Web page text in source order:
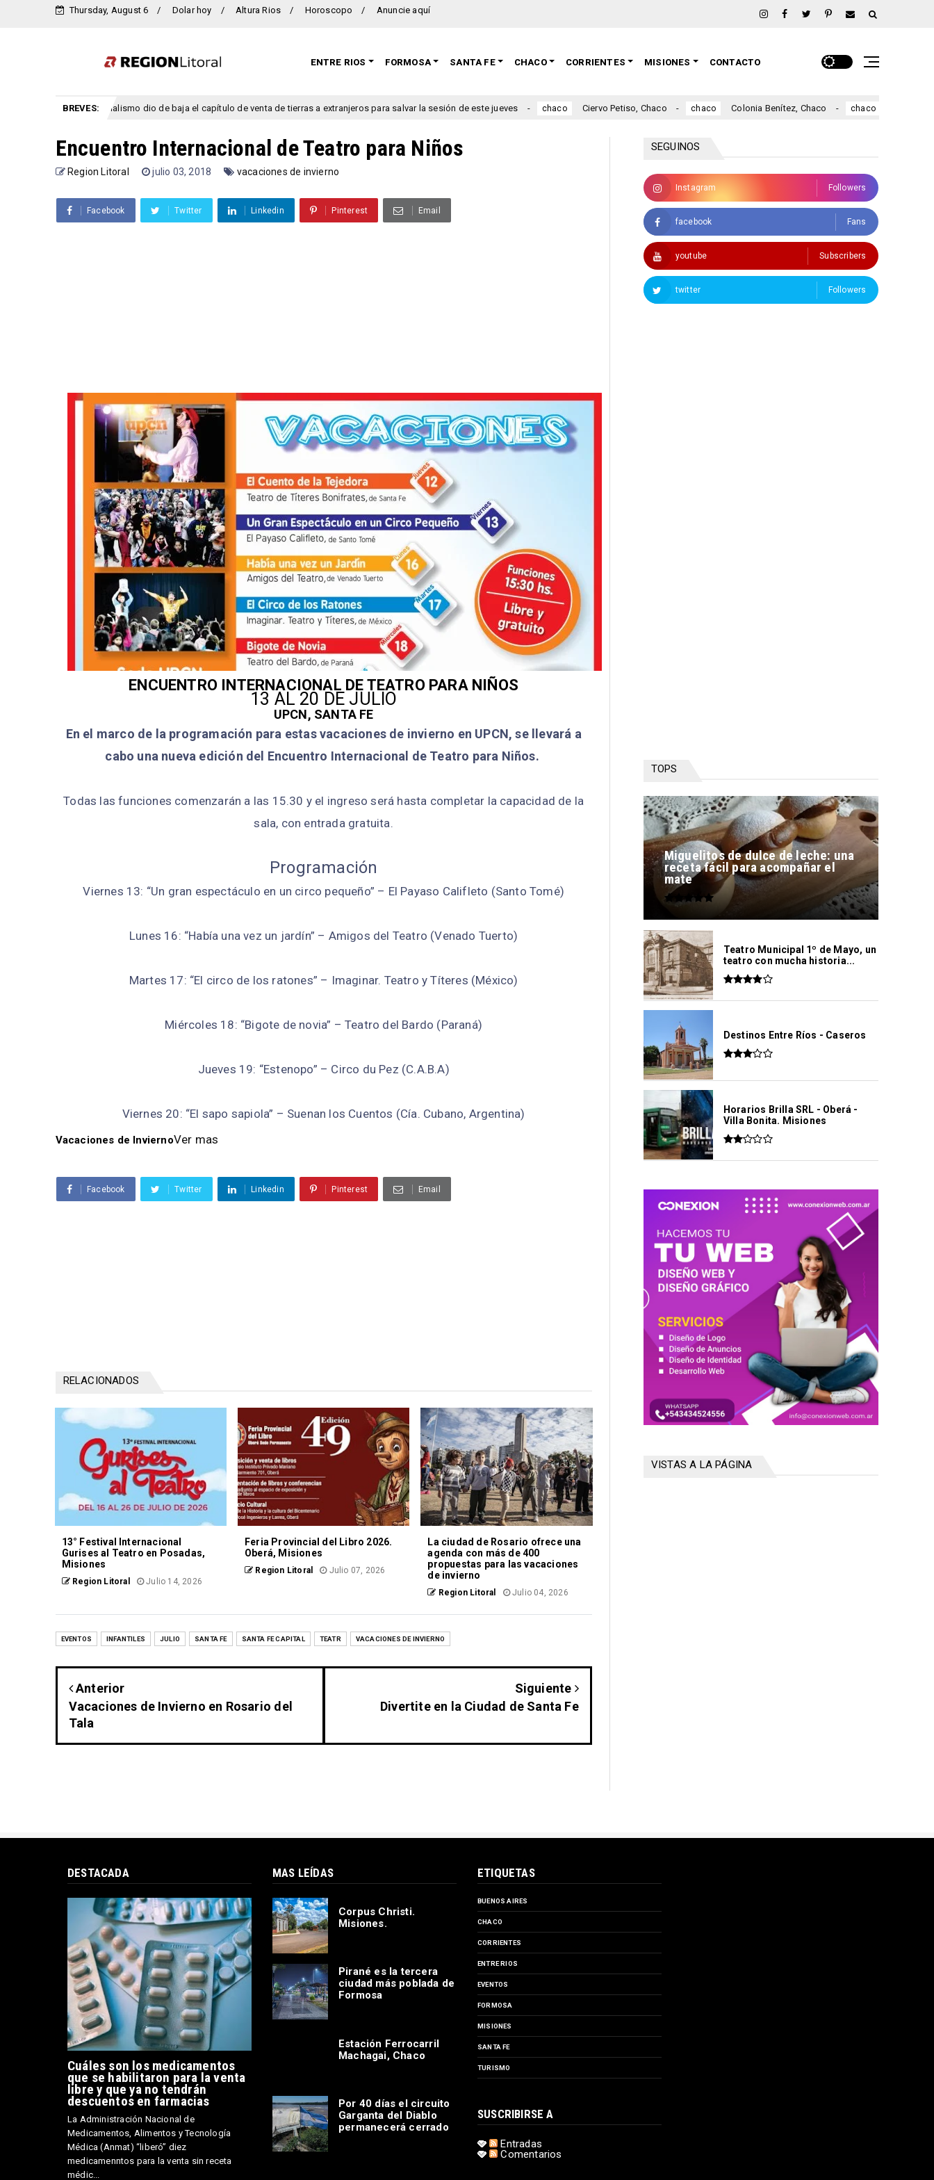
Thursday, August 6 Dolar hoy Altura Rios Horoscopo Anuncie aquí
ENTRE RIOS FORMOSA SANTA FE CHACO CORRIENTES MISIONES CONTACTO
BREVES:
privada: el oficialismo dio de baja el capítulo de venta de tierras a extranjeros para salvar la sesión de este jueves chaco Ciervo Petiso, Chaco chaco Colonia Benítez, Chaco chaco Colonia Elisa,
Encuentro Internacional de Teatro para Niños
Region Litoral julio 03, 2018 vacaciones de invierno
Facebook Twitter Linkedin Pinterest Email
ENCUENTRO INTERNACIONAL DE TEATRO PARA NIÑOS
13 AL 20 DE JULIO
UPCN, SANTA FE
En el marco de la programación para estas vacaciones de invierno en UPCN, se llevará a
cabo una nueva edición del Encuentro Internacional de Teatro para Niños.
Todas las funciones comenzarán a las 15.30 y el ingreso será hasta completar la capacidad de la
sala, con entrada gratuita.
Programación
Viernes 13: “Un gran espectáculo en un circo pequeño” – El Payaso Califleto (Santo Tomé)
Lunes 16: “Había una vez un jardín” – Amigos del Teatro (Venado Tuerto)
Martes 17: “El circo de los ratones” – Imaginar. Teatro y Títeres (México)
Miércoles 18: “Bigote de novia” – Teatro del Bardo (Paraná)
Jueves 19: “Estenopo” – Circo du Pez (C.A.B.A)
Viernes 20: “El sapo sapiola” – Suenan los Cuentos (Cía. Cubano, Argentina)
Vacaciones de InviernoVer mas
Facebook Twitter Linkedin Pinterest Email
RELACIONADOS
13° Festival Internacional
Gurises al Teatro en Posadas,
Misiones
Region Litoral Julio 14, 2026
Feria Provincial del Libro 2026.
Oberá, Misiones
Region Litoral Julio 07, 2026
La ciudad de Rosario ofrece una
agenda con más de 400
propuestas para las vacaciones
de invierno
Region Litoral Julio 04, 2026
EVENTOS INFANTILES JULIO SANTA FE SANTA FE CAPITAL TEATR VACACIONES DE INVIERNO
Anterior
Vacaciones de Invierno en Rosario del
Tala
Siguiente
Divertite en la Ciudad de Santa Fe
SEGUINOS
Instagram Followers
facebook Fans
youtube Subscribers
twitter Followers
TOPS
Miguelitos de dulce de leche: una
receta fácil para acompañar el
mate
Teatro Municipal 1º de Mayo, un
teatro con mucha historia...
Destinos Entre Ríos - Caseros
Horarios Brilla SRL - Oberá -
Villa Bonita. Misiones
VISTAS A LA PÁGINA
DESTACADA
Cuáles son los medicamentos
que se habilitaron para la venta
libre y que ya no tendrán
descuentos en farmacias
La Administración Nacional de
Medicamentos, Alimentos y Tecnología
Médica (Anmat) “liberó” diez
medicamenntos para la venta sin receta
médic...
MAS LEÍDAS
Corpus Christi.
Misiones.
Pirané es la tercera
ciudad más poblada de
Formosa
Estación Ferrocarril
Machagai, Chaco
Por 40 días el circuito
Garganta del Diablo
permanecerá cerrado
ETIQUETAS
BUENOS AIRES
CHACO
CORRIENTES
ENTRE RIOS
EVENTOS
FORMOSA
MISIONES
SANTA FE
TURISMO
SUSCRIBIRSE A
Entradas
Comentarios